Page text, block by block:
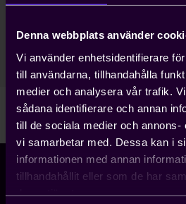
Denna webbplats använder
Vi använder enhetsidentifierare
till användarna, tillhandahålla
medier och analysera vår trafik.
sådana identifierare och annan
till de sociala medier och annons-
vi samarbetar med. Dessa kan i
informationen med annan
tillhandahållit eller som de har
08-782 08 47